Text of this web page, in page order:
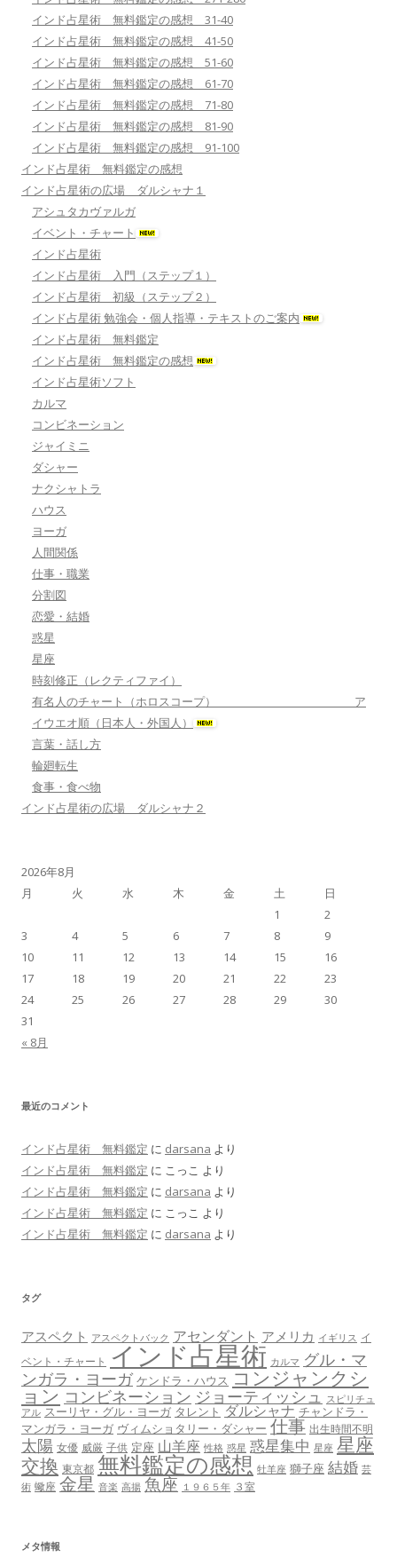
インド占星術 無料鑑定の感想 31-40
インド占星術 無料鑑定の感想 41-50
インド占星術 無料鑑定の感想 51-60
インド占星術 無料鑑定の感想 61-70
インド占星術 無料鑑定の感想 71-80
インド占星術 無料鑑定の感想 81-90
インド占星術 無料鑑定の感想 91-100
インド占星術 無料鑑定の感想
インド占星術の広場 ダルシャナ１
アシュタカヴァルガ
イベント・チャート
インド占星術
インド占星術 入門（ステップ１）
インド占星術 初級（ステップ２）
インド占星術 勉強会・個人指導・テキストのご案内
インド占星術 無料鑑定
インド占星術 無料鑑定の感想
インド占星術ソフト
カルマ
コンビネーション
ジャイミニ
ダシャー
ナクシャトラ
ハウス
ヨーガ
人間関係
仕事・職業
分割図
恋愛・結婚
惑星
星座
時刻修正（レクティファイ）
有名人のチャート（ホロスコープ） ア
イウエオ順（日本人・外国人）
言葉・話し方
輪廻転生
食事・食べ物
インド占星術の広場 ダルシャナ２
2026年8月
月
火 水 木 金 土 日
« 8月
1
2
3
4 5 6 7 8
9
10
11 12 13 14 15
16
17
18 19 20 21 22
23
24
25 26 27 28 29
30
31
最近のコメント
インド占星術 無料鑑定 に darsana より
インド占星術 無料鑑定 に こっこ より
インド占星術 無料鑑定 に darsana より
インド占星術 無料鑑定 に こっこ より
インド占星術 無料鑑定 に darsana より
タグ
アスペクト アスペクトバック アセンダント アメリカ イギリス イ
ベント・チャート インド占星術 カルマ グル・マ
ンガラ・ヨーガ ケンドラ・ハウス コンジャンクシ
ョン コンビネーション ジョーティッシュ スピリチュ
アル スーリヤ・グル・ヨーガ タレント ダルシャナ チャンドラ・
マンガラ・ヨーガ ヴィムショタリー・ダシャー 仕事 出生時間不明
太陽 女優 威厳 子供 定座 山羊座 性格 惑星 惑星集中 星座 星座
交換 東京都 無料鑑定の感想 牡羊座 獅子座 結婚 芸
術 蠍座 金星 音楽 高揚 魚座 １９６５年 ３室
メタ情報